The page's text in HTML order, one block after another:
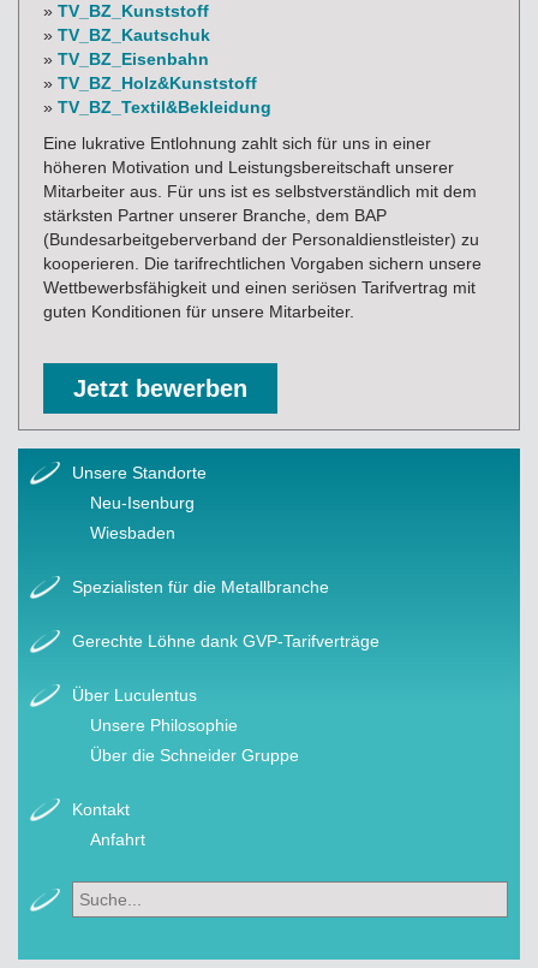
» TV_BZ_Kunststoff
» TV_BZ_Kautschuk
» TV_BZ_Eisenbahn
» TV_BZ_Holz&Kunststoff
» TV_BZ_Textil&Bekleidung
Eine lukrative Entlohnung zahlt sich für uns in einer
höheren Motivation und Leistungsbereitschaft unserer
Mitarbeiter aus. Für uns ist es selbstverständlich mit dem
stärksten Partner unserer Branche, dem BAP
(Bundesarbeitgeberverband der Personaldienstleister) zu
kooperieren. Die tarifrechtlichen Vorgaben sichern unsere
Wettbewerbsfähigkeit und einen seriösen Tarifvertrag mit
guten Konditionen für unsere Mitarbeiter.
Jetzt bewerben
Unsere Standorte
Neu-Isenburg
Wiesbaden
Spezialisten für die Metallbranche
Gerechte Löhne dank GVP-Tarifverträge
Über Luculentus
Unsere Philosophie
Über die Schneider Gruppe
Kontakt
Anfahrt